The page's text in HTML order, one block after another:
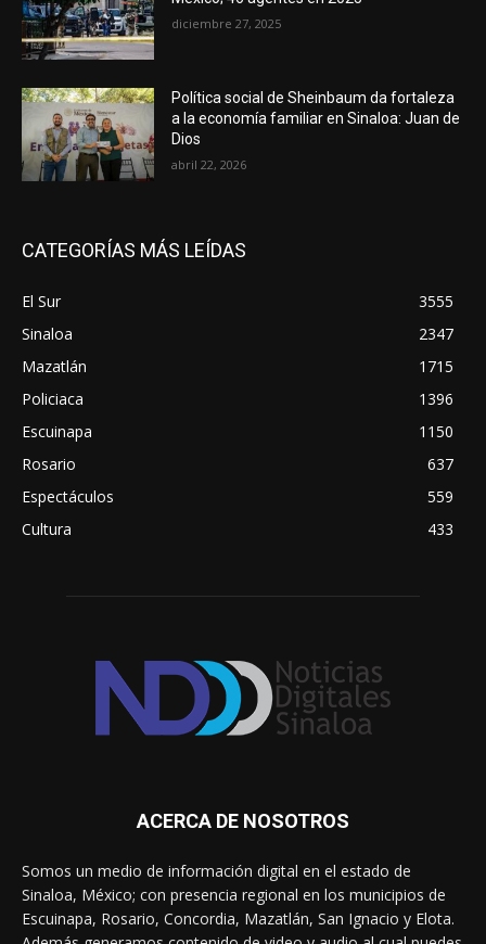
diciembre 27, 2025
Política social de Sheinbaum da fortaleza
a la economía familiar en Sinaloa: Juan de
Dios
abril 22, 2026
CATEGORÍAS MÁS LEÍDAS
El Sur
3555
Sinaloa
2347
Mazatlán
1715
Policiaca
1396
Escuinapa
1150
Rosario
637
Espectáculos
559
Cultura
433
ACERCA DE NOSOTROS
Somos un medio de información digital en el estado de
Sinaloa, México; con presencia regional en los municipios de
Escuinapa, Rosario, Concordia, Mazatlán, San Ignacio y Elota.